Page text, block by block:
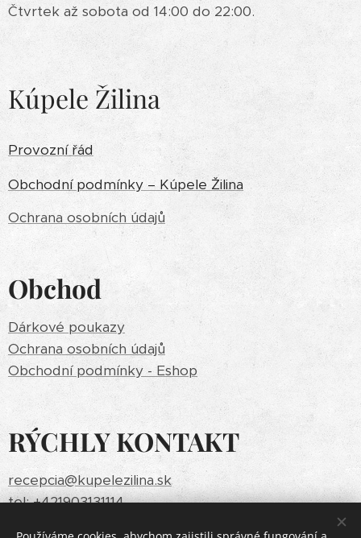
Čtvrtek až sobota od 14:00 do 22:00.
Kúpele Žilina
Provozní řád
Obchodní podmínky – Kúpele Žilina
Ochrana osobních údajů
Obchod
Dárkové poukazy
Ochrana osobních údajů
Obchodní podmínky - Eshop
RÝCHLY KONTAKT
recepcia@kupelezilina.sk
tel: +421903131114